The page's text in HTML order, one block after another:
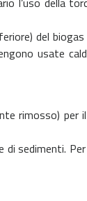
del
usate
rimosso) per
di sedimenti.